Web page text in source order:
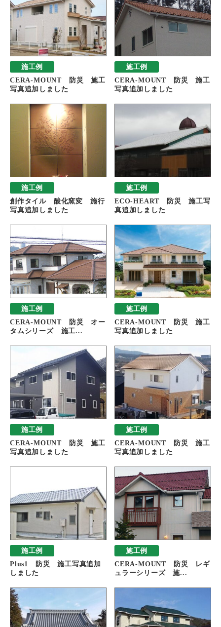
施工例
CERA-MOUNT 防災 施工
写真追加しました
施工例
CERA-MOUNT 防災 施工
写真追加しました
施工例
創作タイル 酸化窯変 施行
写真追加しました
施工例
ECO-HEART 防災 施工写
真追加しました
施工例
CERA-MOUNT 防災 オー
タムシリーズ 施工...
施工例
CERA-MOUNT 防災 施工
写真追加しました
施工例
CERA-MOUNT 防災 施工
写真追加しました
施工例
CERA-MOUNT 防災 施工
写真追加しました
施工例
Plus1 防災 施工写真追加
しました
施工例
CERA-MOUNT 防災 レギ
ュラーシリーズ 施...